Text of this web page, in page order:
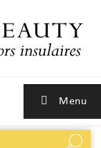
Menu